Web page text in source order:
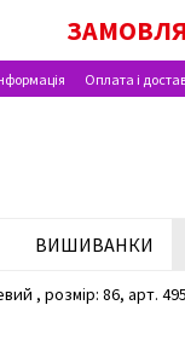
ДІЄ ОПЛАТА
Оплата і
ВИШИВАНКИ